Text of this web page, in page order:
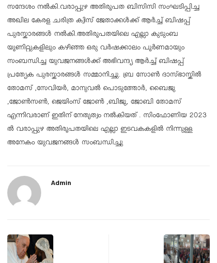
സന്ദേശം നൽകി.വരാപ്പുഴ അതിരൂപത ബിസിസി സംഘടിപ്പിച്ച
അഖില കേരള ചരിത്ര ക്വിസ് ജേതാക്കൾക്ക് ആർച്ച് ബിഷപ്പ്
പുരസ്കാരങ്ങൾ നൽകി.അതിരൂപതയിലെ എല്ലാ കുടുംബ
യൂണിറ്റുകളിലും കഴിഞ്ഞ ഒരു വർഷക്കാലം പൂർണമായും
സംബന്ധിച്ച യുവജനങ്ങൾക്ക് അഭിവന്ദ്യ ആർച്ച് ബിഷപ്പ്
പ്രത്യേക പുരസ്കാരങ്ങൾ സമ്മാനിച്ചു. ബ്ര സോൺ ദാസ്ഭാസ്കിൽ
തോമസ് ,സേവിയർ, മാനുവൽ പൊടുത്തോർ, ബൈജു
,ജോൺസൺ, ജെയിംസ് ജോൺ ,ബിജു, ജോബി തോമസ്
എന്നിവരാണ് ഇതിന് നേതൃത്വം നൽകിയത് . സിംഫോണിയ 2023
ൽ വരാപ്പുഴ അതിരൂപതയിലെ എല്ലാ ഇടവകകളിൽ നിന്നുള്ള
അനേകം യുവജനങ്ങൾ സംബന്ധിച്ചു
Admin